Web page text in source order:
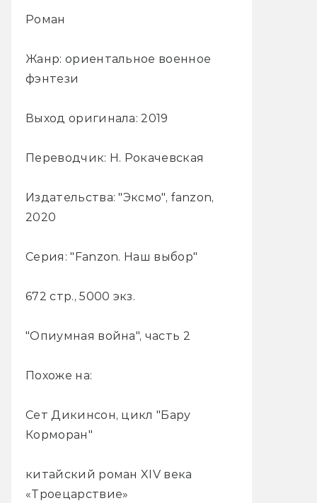
Роман
Жанр: ориентальное военное
фэнтези
Выход оригинала: 2019
Переводчик: Н. Рокачевская
Издательства: "Эксмо", fanzon,
2020
Серия: "Fanzon. Наш выбор"
672 стр., 5000 экз.
"Опиумная война", часть 2
Похоже на:
Сет Дикинсон, цикл "Бару
Корморан"
китайский роман XIV века
«Троецарствие»